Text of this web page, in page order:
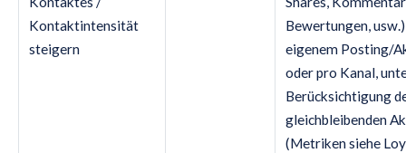
Kontaktintensität
steigern
Bewertungen,
eigenem Posting/
oder pro Kanal,
Berücksichtigung
gleichbleibenden
(Metriken siehe